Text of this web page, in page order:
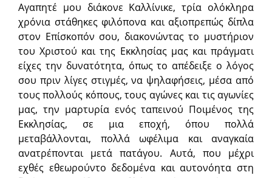
Αγαπητέ μου διάκονε Καλλίνικε, τρία ολόκληρα
χρόνια στάθηκες φιλόπονα και αξιοπρεπώς δίπλα
στον Επίσκοπόν σου, διακονώντας το μυστήριον
του Χριστού και της Εκκλησίας μας και πράγματι
είχες την δυνατότητα, όπως το απέδειξε ο λόγος
σου πριν λίγες στιγμές, να ψηλαφήσεις, μέσα από
τους πολλούς κόπους, τους αγώνες και τις αγωνίες
μας, την μαρτυρία ενός ταπεινού Ποιμένος της
Εκκλησίας, σε μια εποχή, όπου πολλά
μεταβάλλονται, πολλά ωφέλιμα και αναγκαία
ανατρέπονται μετά πατάγου. Αυτά, που μέχρι
εχθές εθεωρούντο δεδομένα και αυτονόητα στη